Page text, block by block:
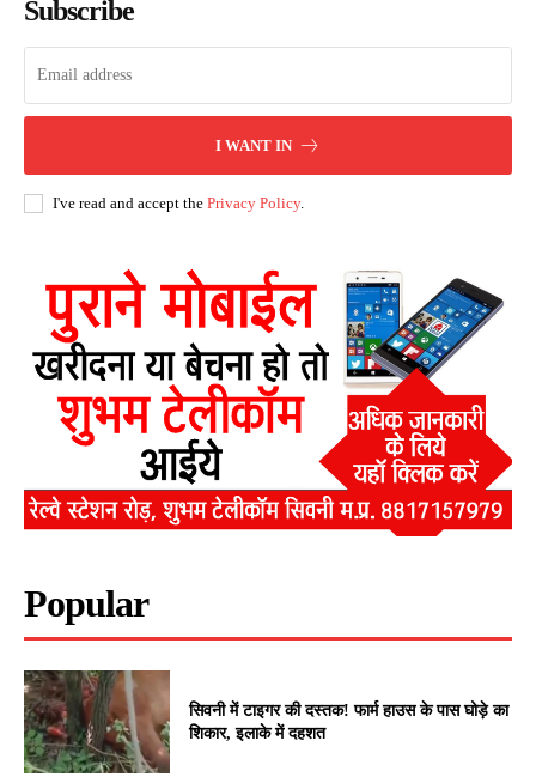
Subscribe
I WANT IN
I've read and accept the Privacy Policy.
Popular
सिवनी में टाइगर की दस्तक! फार्म हाउस के पास घोड़े का
शिकार, इलाके में दहशत